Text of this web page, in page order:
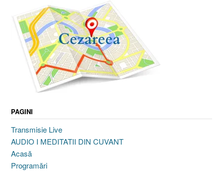
PAGINI
Transmisie Live
AUDIO I MEDITATII DIN CUVANT
Acasă
Programări